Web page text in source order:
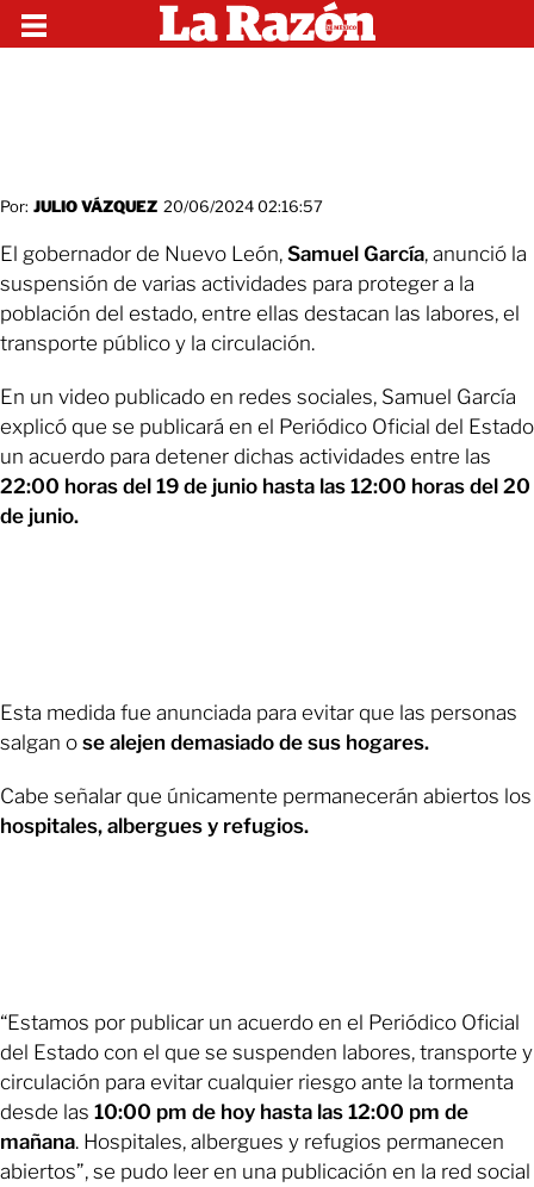
Por: JULIO VÁZQUEZ 20/06/2024 02:16:57
El gobernador de Nuevo León, Samuel García, anunció la
suspensión de varias actividades para proteger a la
población del estado, entre ellas destacan las labores, el
transporte público y la circulación.
En un video publicado en redes sociales, Samuel García
explicó que se publicará en el Periódico Oficial del Estado
un acuerdo para detener dichas actividades entre las
22:00 horas del 19 de junio hasta las 12:00 horas del 20
de junio.
Esta medida fue anunciada para evitar que las personas
salgan o se alejen demasiado de sus hogares.
Cabe señalar que únicamente permanecerán abiertos los
hospitales, albergues y refugios.
“Estamos por publicar un acuerdo en el Periódico Oficial
del Estado con el que se suspenden labores, transporte y
circulación para evitar cualquier riesgo ante la tormenta
desde las 10:00 pm de hoy hasta las 12:00 pm de
mañana. Hospitales, albergues y refugios permanecen
abiertos”, se pudo leer en una publicación en la red social